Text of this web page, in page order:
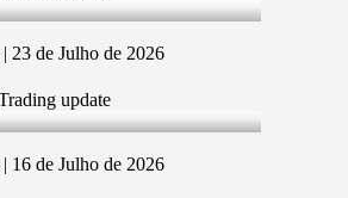
23 de Julho de 2026
update
16 de Julho de 2026